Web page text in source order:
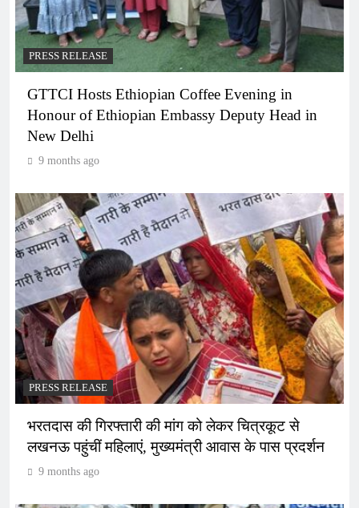
PRESS RELEASE
GTTCI Hosts Ethiopian Coffee Evening in
Honour of Ethiopian Embassy Deputy Head in
New Delhi
9 months ago
PRESS RELEASE
भरतदास की गिरफ्तारी की मांग को लेकर चित्रकूट से
लखनऊ पहुंचीं महिलाएं, मुख्यमंत्री आवास के पास प्रदर्शन
9 months ago